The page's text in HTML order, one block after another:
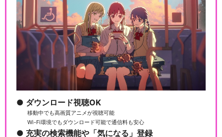
ダウンロード視聴OK
移動中でも高画質アニメが視聴可能
Wi-Fi環境でもダウンロード可能で通信料も安心
充実の検索機能や「気になる」登録